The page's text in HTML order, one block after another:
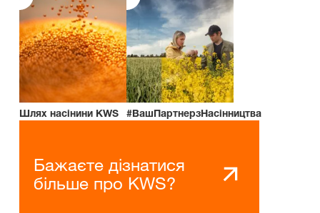
Шлях насінини KWS #ВашПартнерзНасінництва
Бажаєте дізнатися
більше про KWS?